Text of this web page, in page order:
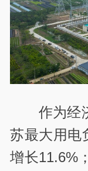
作为经
苏最大用电
增长11.6%